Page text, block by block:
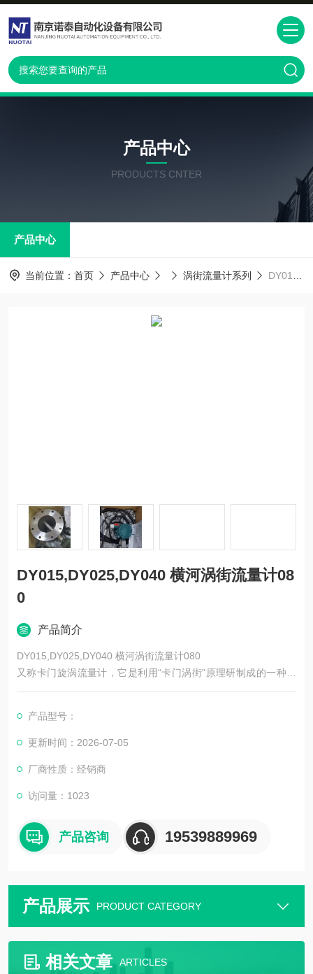
产品中心
PRODUCTS CNTER
产品中心
当前位置： 首页 产品中心 涡街流量计系列 DY015,DY025,DY040 横河涡街流量计080
DY015,DY025,DY040 横河涡街流量计08
0
产品简介
DY015,DY025,DY040 横河涡街流量计080
又称卡门旋涡流量计，它是利用“卡门涡街"原理研制成的一种流
体振荡式仪表。当流体以大的流速流过垂直于流体流向的非流线
生有规则的旋涡列，旋涡的分离频率与流体的流速成正比，与柱
状体迎流面宽度成反比
产品型号：
更新时间：2026-07-05
厂商性质：经销商
访问量：1023
产品咨询 19539889969
产品展示 PRODUCT CATEGORY
相关文章 ARTICLES